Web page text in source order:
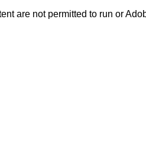
are not permitted to run or